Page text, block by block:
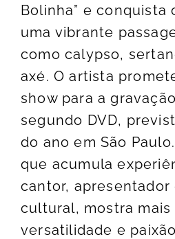
Bolinha” e conquista
uma vibrante
como calypso,
axé. O artista
show para a
segundo DVD,
do ano em São
que acumula
cantor,
cultural, mostra mais
versatilidade e